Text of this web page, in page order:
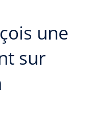
une
sur